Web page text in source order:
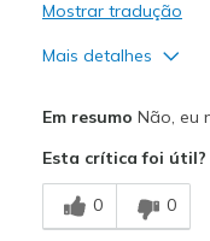
Mostrar tradução
Mais detalhes
Sizing
Em resumo Não, eu
Esta crítica foi útil?
0 0